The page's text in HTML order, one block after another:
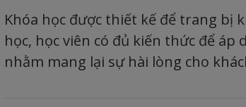
Khóa học được thiết kế để trang bị
học, học viên có đủ kiến thức để
nhằm mang lại sự hài lòng cho